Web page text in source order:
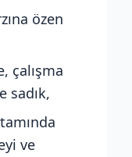
özen
çalışma
sadık,
ve